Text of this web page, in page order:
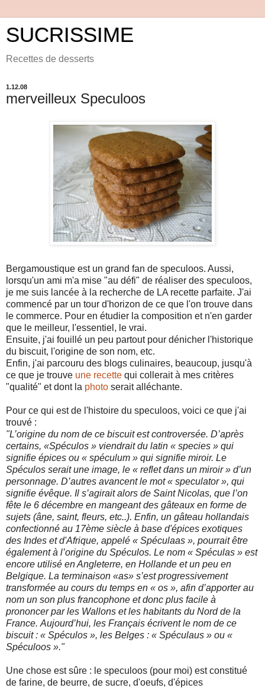
SUCRISSIME
Recettes de desserts
1.12.08
merveilleux Speculoos
Bergamoustique est un grand fan de speculoos. Aussi,
lorsqu'un ami m'a mise "au défi" de réaliser des speculoos,
je me suis lancée à la recherche de LA recette parfaite. J'ai
commencé par un tour d'horizon de ce que l'on trouve dans
le commerce. Pour en étudier la composition et n'en garder
que le meilleur, l'essentiel, le vrai.
Ensuite, j'ai fouillé un peu partout pour dénicher l'historique
du biscuit, l'origine de son nom, etc.
Enfin, j'ai parcouru des blogs culinaires, beaucoup, jusqu'à
ce que je trouve une recette qui collerait à mes critères
"qualité" et dont la photo serait alléchante.
Pour ce qui est de l'histoire du speculoos, voici ce que j'ai
trouvé :
"L’origine du nom de ce biscuit est controversée. D’après
certains, «Spéculos » viendrait du latin « species » qui
signifie épices ou « spéculum » qui signifie miroir. Le
Spéculos serait une image, le « reflet dans un miroir » d’un
personnage. D’autres avancent le mot « speculator », qui
signifie évêque. Il s’agirait alors de SaintNicolas, que l’on
fête le 6 décembre en mangeant des gâteaux en forme de
sujets (âne, saint, fleurs, etc..). Enfin, un gâteau hollandais
confectionné au 17ème siècle à base d'épices exotiques
des Indes et d'Afrique, appelé « Spéculaas », pourrait être
également à l’origine du Spéculos. Le nom « Spéculas » est
encore utilisé en Angleterre, en Hollande et un peu en
Belgique. La terminaison «as» s’est progressivement
transformée au cours du temps en « os », afin d’apporter au
nom un son plus francophone et donc plus facile à
prononcer par les Wallons et les habitants du Nord de la
France. Aujourd’hui, les Français écrivent le nom de ce
biscuit : « Spéculos », les Belges : « Spéculaus » ou «
Spéculoos »."
Une chose est sûre : le speculoos (pour moi) est constitué
de farine, de beurre, de sucre, d'oeufs, d'épices